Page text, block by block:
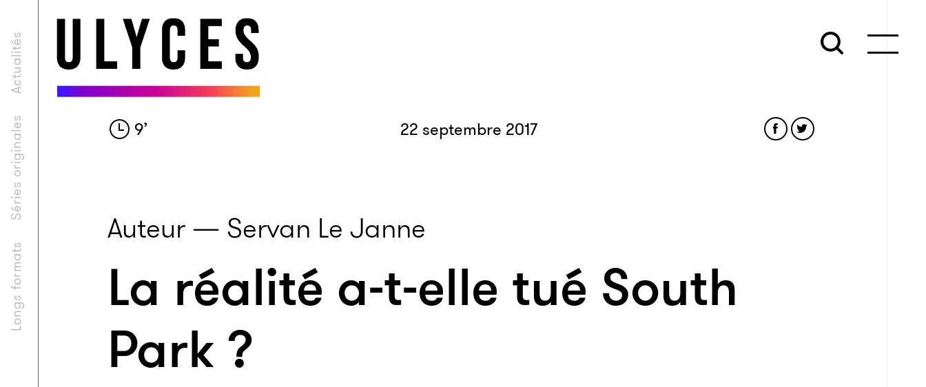
Longs formats
Séries originales
Actualités
9’ 22 septembre 2017
Auteur — Servan Le Janne
La réalité a-t-elle tué South
Park ?